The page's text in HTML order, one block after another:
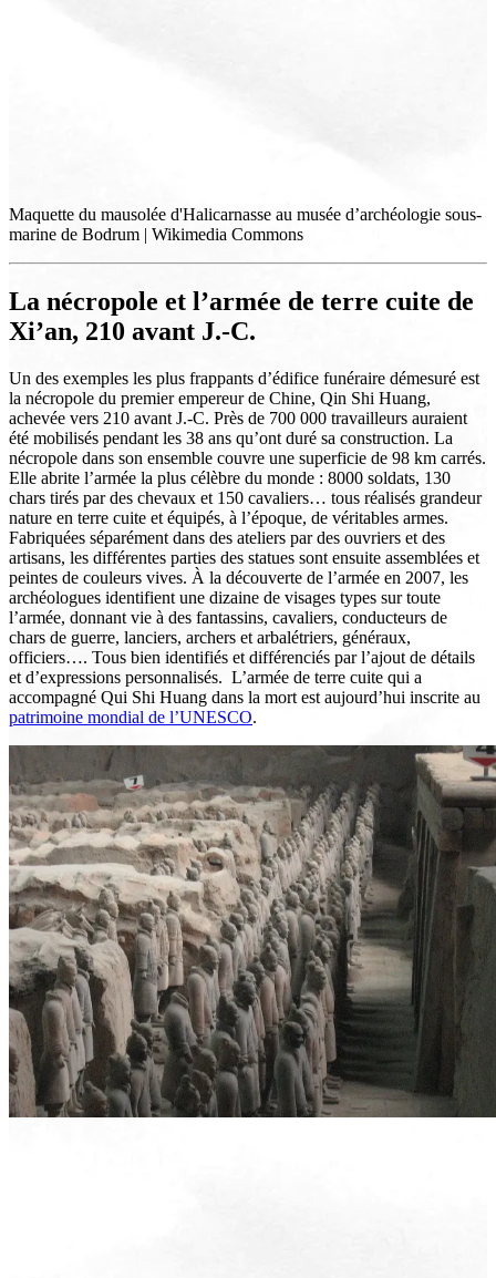
Maquette du mausolée d'Halicarnasse au musée d’archéologie sous-
marine de Bodrum | Wikimedia Commons
La nécropole et l’armée de terre cuite de
Xi’an, 210 avant J.-C.
Un des exemples les plus frappants d’édifice funéraire démesuré est
la nécropole du premier empereur de Chine, Qin Shi Huang,
achevée vers 210 avant J.-C. Près de 700 000 travailleurs auraient
été mobilisés pendant les 38 ans qu’ont duré sa construction. La
nécropole dans son ensemble couvre une superficie de 98 km carrés.
Elle abrite l’armée la plus célèbre du monde : 8000 soldats, 130
chars tirés par des chevaux et 150 cavaliers… tous réalisés grandeur
nature en terre cuite et équipés, à l’époque, de véritables armes.
Fabriquées séparément dans des ateliers par des ouvriers et des
artisans, les différentes parties des statues sont ensuite assemblées et
peintes de couleurs vives. À la découverte de l’armée en 2007, les
archéologues identifient une dizaine de visages types sur toute
l’armée, donnant vie à des fantassins, cavaliers, conducteurs de
chars de guerre, lanciers, archers et arbalétriers, généraux,
officiers…. Tous bien identifiés et différenciés par l’ajout de détails
et d’expressions personnalisés. L’armée de terre cuite qui a
accompagné Qui Shi Huang dans la mort est aujourd’hui inscrite au
patrimoine mondial de l’UNESCO.